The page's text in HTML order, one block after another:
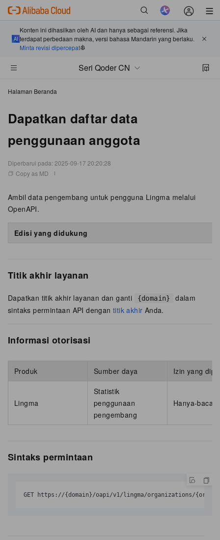
Konten ini dihasilkan oleh AI dan hanya sebagai referensi. Jika
terdapat perbedaan makna, versi bahasa Mandarin yang berlaku.
Minta revisi dipercepat
Seri Qoder CN
Halaman Beranda
Dapatkan daftar data
penggunaan anggota
Diperbarui pada: 2025-09-17 20:20:28
Copy as MD
Ambil data pengembang untuk pengguna Lingma melalui
OpenAPI.
Edisi yang didukung
Titik akhir layanan
Dapatkan titik akhir layanan dan ganti {domain}
dalam
sintaks permintaan API dengan titik akhir Anda.
Informasi otorisasi
Produk Sumber daya Izin yang
Lingma
Statistik
penggunaan
pengembang
Hanya-baca
Sintaks permintaan
GET https://{domain}/oapi/v1/lingma/organizations/